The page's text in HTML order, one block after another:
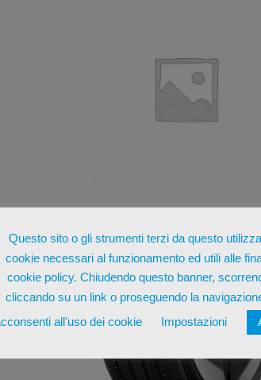
Questo sito o gli strumenti terzi da questo
cookie necessari al funzionamento ed utili alle
cookie policy. Chiudendo questo banner,
cliccando su un link o proseguendo la
all'uso dei cookie
Impostazioni